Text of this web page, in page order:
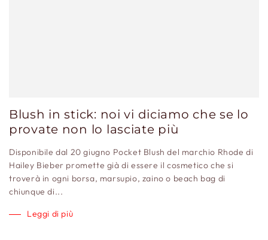
Blush in stick: noi vi diciamo che se lo
provate non lo lasciate più
Disponibile dal 20 giugno Pocket Blush del marchio Rhode di
Hailey Bieber promette già di essere il cosmetico che si
troverà in ogni borsa, marsupio, zaino o beach bag di
chiunque di...
Leggi di più